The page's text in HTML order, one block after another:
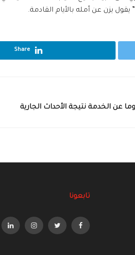
يزن عن أمله بالأيام القادمة.
Share
عن الخدمة نتيجة الأحداث الجارية
تابعونا